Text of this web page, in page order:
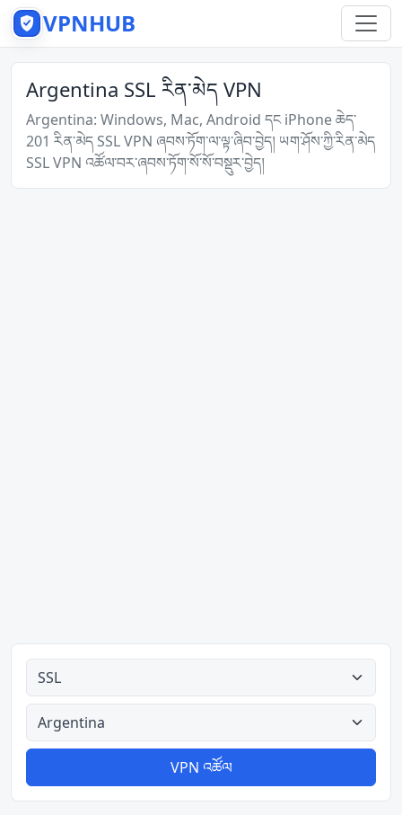
VPNHUB
Argentina SSL རིན་མེད VPN
Argentina: Windows, Mac, Android དང iPhone ཆེད་
201 རིན་མེད SSL VPN ཞབས་ཏོག་ལ་ལྟ་ཞིབ་བྱེད། ཡག་ཤོས་ཀྱི་རིན་མེད
SSL VPN འཚོལ་བར་ཞབས་ཏོག་སོ་སོ་བསྡུར་བྱེད།
རིགས་ཚང་མ
རྒྱལ་ཁབ་ཚང་མ
VPN འཚོལ